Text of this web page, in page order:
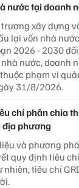
nước tại doanh
xây dựng
lại vốn nhà
2026 - 2030
nước, doanh
phạm vi
31/8/2026.
chí phân chia
phương
và phương
quy định tiêu
tiêu chí